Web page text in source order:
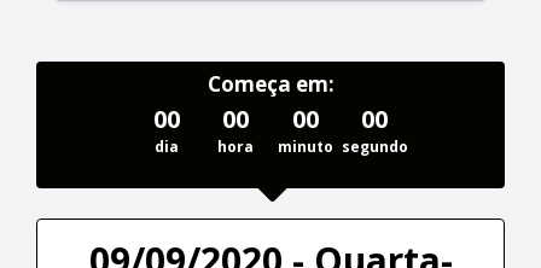
Começa em:
00
dia
00
hora
00
minuto
00
segundo